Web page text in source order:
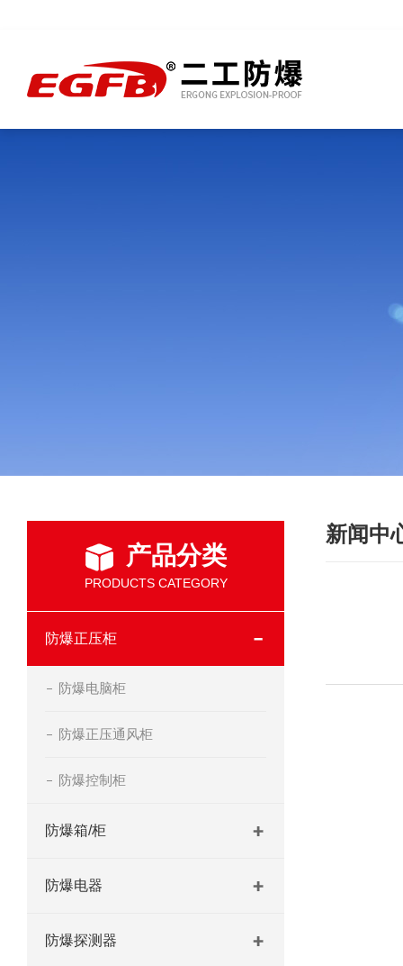
产品分类
PRODUCTS CATEGORY
防爆正压柜
防爆电脑柜
防爆正压通风柜
防爆控制柜
防爆箱/柜
防爆电器
防爆探测器
新闻中